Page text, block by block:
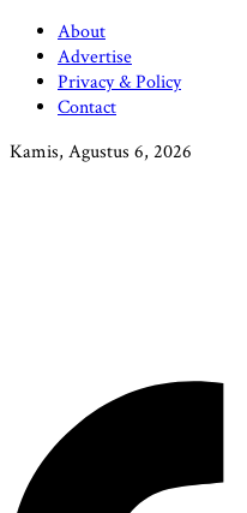
About
Advertise
Privacy & Policy
Contact
Kamis, Agustus 6, 2026